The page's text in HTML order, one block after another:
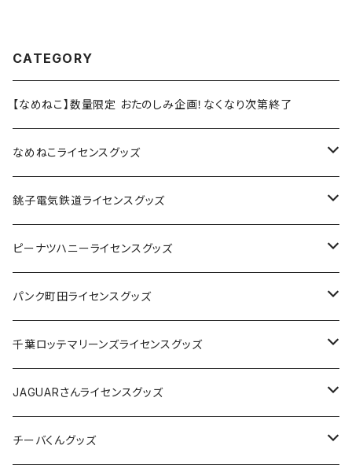
CATEGORY
【なめねこ】数量限定 おたのしみ企画！なくなり次第終了
なめねこライセンスグッズ
Tシャツ
キャップ
ステッカー
缶バッジ
ホテルキーホルダー
銚子電気鉄道ライセンスグッズ
ステッカー
缶バッジ
アクリルキーホルダー
ホテルキーホルダー
クリアファイル
ピーナツハニーライセンスグッズ
Tシャツ
キャップ
バッグ
ステッカー
パンク町田ライセンスグッズ
Tシャツ
キャップ
バッグ
千葉ロッテマリーンズライセンスグッズ
ステッカー
ステッカー
缶バッジ
JAGUARさんライセンスグッズ
Tシャツ
チーバくんグッズ